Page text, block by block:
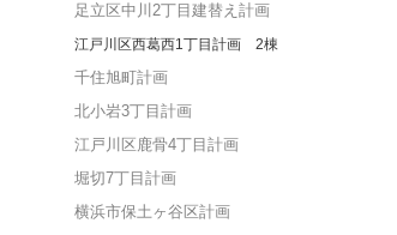
足立区中川2丁目建替え計画
江戸川区西葛西1丁目計画 2棟
千住旭町計画
北小岩3丁目計画
江戸川区鹿骨4丁目計画
堀切7丁目計画
横浜市保土ヶ谷区計画